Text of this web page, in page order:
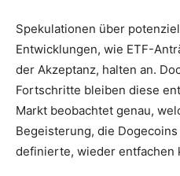
Spekulationen über
Entwicklungen, wie ETF-
der Akzeptanz, halten an.
Fortschritte bleiben diese
Markt beobachtet genau,
Begeisterung, die
definierte, wieder entfachen